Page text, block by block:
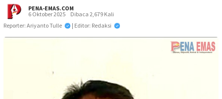
PENA-EMAS.COM
6 Oktober 2025
Dibaca 2,679 Kali
Reporter: Ariyanto Tulle
| Editor: Redaksi